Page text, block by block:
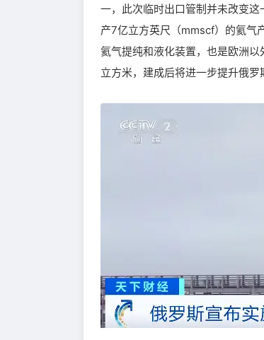
一，此次临时出口管制并未改变
产7亿立方英尺（mmscf）的氦气
氦气提纯和液化装置，也是欧洲
立方米，建成后将进一步提升俄罗